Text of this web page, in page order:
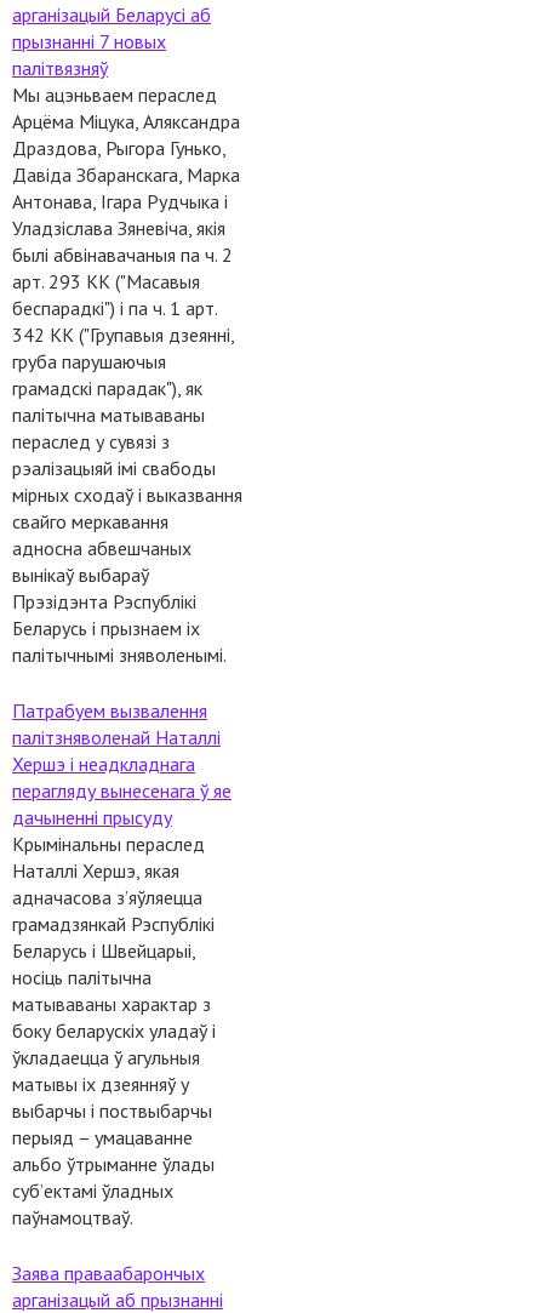
арганізацый Беларусі аб
прызнанні 7 новых
палітвязняў
Мы ацэньваем пераслед
Арцёма Міцука, Аляксандра
Драздова, Рыгора Гунько,
Давіда Збаранскага, Марка
Антонава, Ігара Рудчыка і
Уладзіслава Зяневіча, якія
былі абвінавачаныя па ч. 2
арт. 293 КК ("Масавыя
беспарадкі") і па ч. 1 арт.
342 КК ("Групавыя дзеянні,
груба парушаючыя
грамадскі парадак"), як
палітычна матываваны
пераслед у сувязі з
рэалізацыяй імі свабоды
мірных сходаў і выказвання
свайго меркавання
адносна абвешчаных
вынікаў выбараў
Прэзідэнта Рэспублікі
Беларусь і прызнаем іх
палітычнымі зняволенымі.
Патрабуем вызвалення
палітзняволенай Наталлі
Хершэ і неадкладнага
перагляду вынесенага ў яе
дачыненні прысуду
Крымінальны пераслед
Наталлі Хершэ, якая
адначасова з’яўляецца
грамадзянкай Рэспублікі
Беларусь і Швейцарыі,
носіць палітычна
матываваны характар з
боку беларускіх уладаў і
ўкладаецца ў агульныя
матывы іх дзеянняў у
выбарчы і поствыбарчы
перыяд – умацаванне
альбо ўтрыманне ўлады
суб’ектамі ўладных
паўнамоцтваў.
Заява праваабарончых
арганізацый аб прызнанні